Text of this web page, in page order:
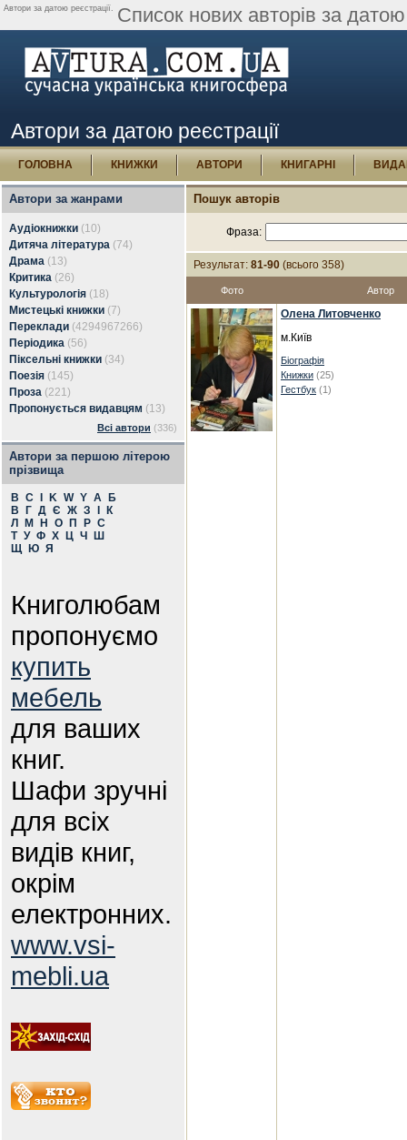
Автори за датою реєстрації. Список нових авторів за
Автори за датою реєстрації
ГОЛОВНА КНИЖКИ АВТОРИ КНИГАРНІ
Автори за жанрами
Аудіокнижки (10)
Дитяча література (74)
Драма (13)
Критика (26)
Культурологія (18)
Мистецькі книжки (7)
Переклади (4294967266)
Періодика (56)
Піксельні книжки (34)
Поезія (145)
Проза (221)
Пропонується видавцям (13)
Всі автори (336)
Автори за першою літерою
прізвища
B C K W Y А
Б
В
Г Д Є Ж З
К
Л
М Н О П Р С
Т У Ф Х Ц Ч
Ш
Щ
Ю Я
Книголюбам
пропонуємо
купить
мебель
для ваших
книг.
Шафи зручні
для всіх
видів книг,
окрім
електронних.
www.vsi-
mebli.ua
Пошук авторів
Фраза:
Результат: 81-90 (всього 358)
Фото Автор
Олена Литовченко
м.Київ
Біографія
Книжки (25)
Гестбук (1)